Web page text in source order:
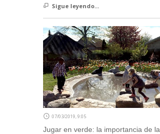
Sigue leyendo...
07/03/2019, 9:05
Jugar en verde: la importancia de la